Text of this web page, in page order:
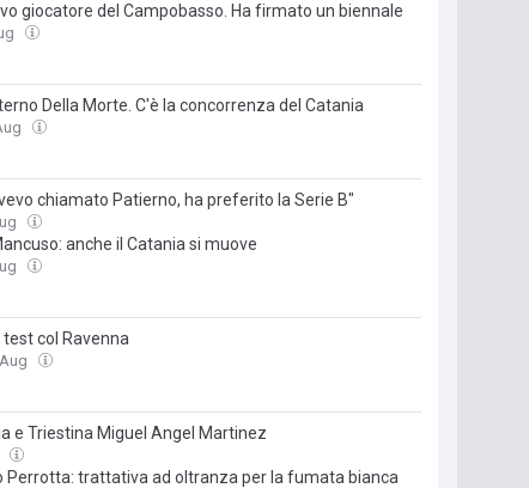
giocatore del Campobasso. Ha firmato un biennale
Della Morte. C'è la concorrenza del Catania
chiamato Patierno, ha preferito la Serie B"
anche il Catania si muove
col Ravenna
e Triestina Miguel Angel Martinez
Perrotta: trattativa ad oltranza per la fumata bianca